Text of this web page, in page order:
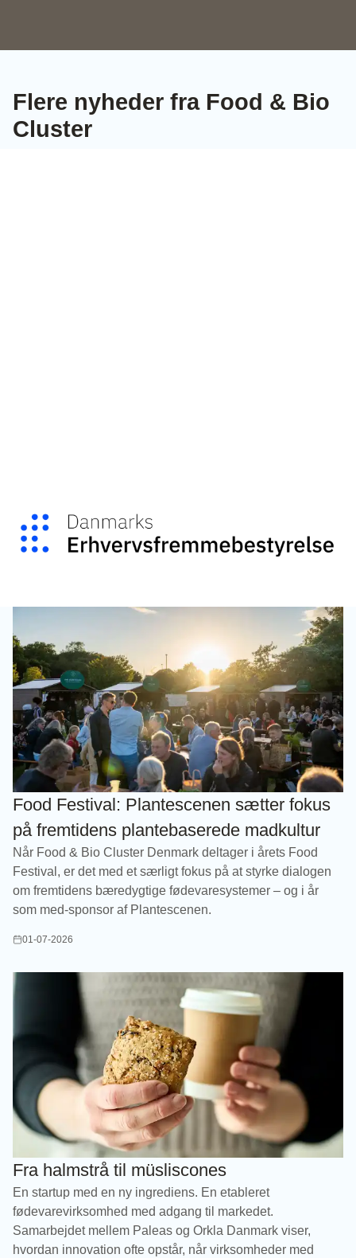
Flere nyheder fra Food & Bio
Cluster
Food Festival: Plantescenen sætter fokus
på fremtidens plantebaserede madkultur
Når Food & Bio Cluster Denmark deltager i årets Food
Festival, er det med et særligt fokus på at styrke dialogen
om fremtidens bæredygtige fødevaresystemer – og i år
som med-sponsor af Plantescenen.
01-07-2026
Fra halmstrå til müsliscones
En startup med en ny ingrediens. En etableret
fødevarevirksomhed med adgang til markedet.
Samarbejdet mellem Paleas og Orkla Danmark viser,
hvordan innovation ofte opstår, når virksomheder med